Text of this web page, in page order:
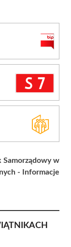
Samorządowy w
- Informacje